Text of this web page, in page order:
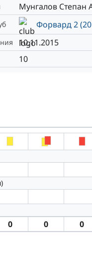
Мунгалов Степан
Форвард 2
10.11.2015
10
0 0 0